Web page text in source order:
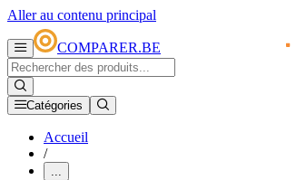
Aller au contenu principal
COMPARER.BE
Catégories
Accueil
/
...